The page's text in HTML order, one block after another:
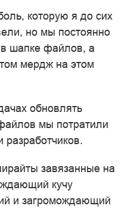
которую я до сих
но мы постоянно
шапке файлов, а
мердж на этом
обновлять
мы потратили
разработчиков.
завязанные на
кучу
и загромождающий